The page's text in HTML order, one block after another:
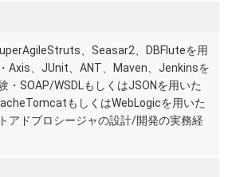
、Seasar2、DBFluteを用
Axis、JUnit、ANT、Maven、Jenkinsを
・SOAP/WSDLもしくはJSONを用いた
もしくはWebLogicを用いた
アドプロシージャの設計/開発の実務経